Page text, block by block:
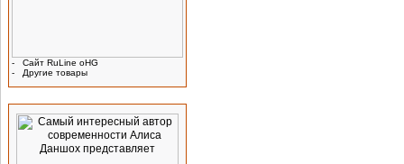
-
Сайт RuLine oHG
-
Другие товары